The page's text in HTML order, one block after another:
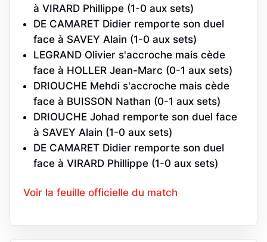
à VIRARD Phillippe (1-0 aux sets)
DE CAMARET Didier remporte son duel
face à SAVEY Alain (1-0 aux sets)
LEGRAND Olivier s'accroche mais cède
face à HOLLER Jean-Marc (0-1 aux sets)
DRIOUCHE Mehdi s'accroche mais cède
face à BUISSON Nathan (0-1 aux sets)
DRIOUCHE Johad remporte son duel face
à SAVEY Alain (1-0 aux sets)
DE CAMARET Didier remporte son duel
face à VIRARD Phillippe (1-0 aux sets)
Voir la feuille officielle du match